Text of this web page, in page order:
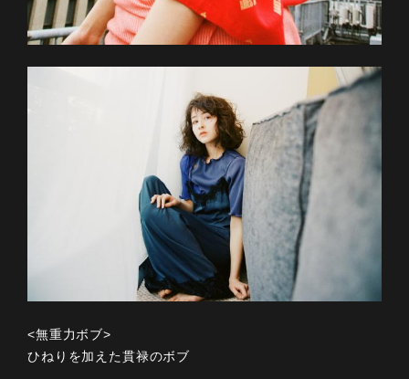
<無重力ボブ>
ひねりを加えた貫禄のボブ